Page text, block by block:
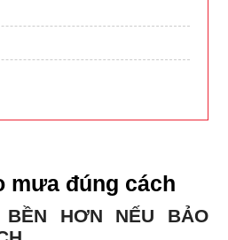
HƠN NẾU BẢO